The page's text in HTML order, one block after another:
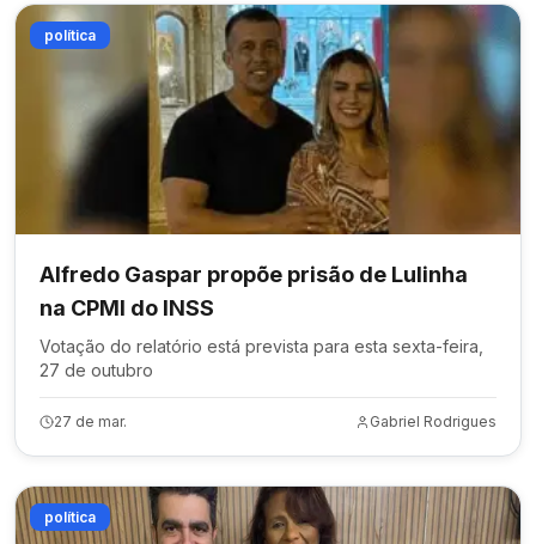
política
Alfredo Gaspar propõe prisão de Lulinha
na CPMI do INSS
Votação do relatório está prevista para esta sexta-feira,
27 de outubro
27 de mar. Gabriel Rodrigues
política